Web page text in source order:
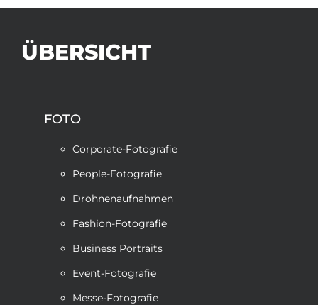
ÜBERSICHT
FOTO
Corporate-Fotografie
People-Fotografie
Drohnenaufnahmen
Fashion-Fotografie
Business Portraits
Event-Fotografie
Messe-Fotografie